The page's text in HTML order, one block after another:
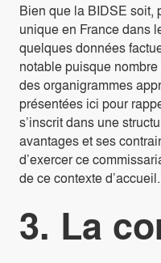
Bien que la BIDSE soit,
unique en France dans
quelques données
notable puisque
des organigrammes
présentées ici pour
s’inscrit dans une
avantages et ses
d’exercer ce
de ce contexte d’accueil.
3. La